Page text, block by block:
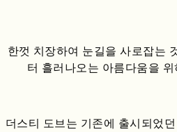
한껏 치장하여 눈길을 사로잡는
터 흘러나오는 아름다움을
더스티 도브는 기존에 출시되었